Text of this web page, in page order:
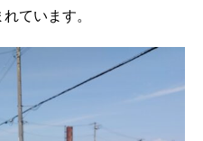
ています。